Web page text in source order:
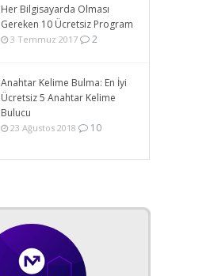
Her Bilgisayarda Olması
Gereken 10 Ücretsiz Program
3 Temmuz 2017 2
Anahtar Kelime Bulma: En İyi
Ücretsiz 5 Anahtar Kelime
Bulucu
23 Ağustos 2018 10